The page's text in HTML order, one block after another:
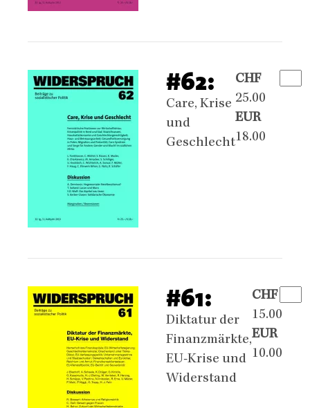
#62:
Care, Krise
und
Geschlecht
CHF
25.00
EUR
18.00
#61:
Diktatur der
Finanzmärkte,
EU-Krise und
Widerstand
CHF
15.00
EUR
10.00